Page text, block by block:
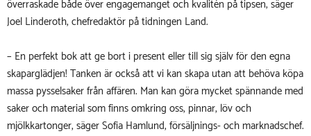
överraskade både över engagemanget och kvalitén på tipsen, säger
Joel Linderoth, chefredaktör på tidningen Land.
– En perfekt bok att ge bort i present eller till sig själv för den egna
skaparglädjen! Tanken är också att vi kan skapa utan att behöva köpa
massa pysselsaker från affären. Man kan göra mycket spännande med
saker och material som finns omkring oss, pinnar, löv och
mjölkkartonger, säger Sofia Hamlund, försäljnings- och marknadschef.